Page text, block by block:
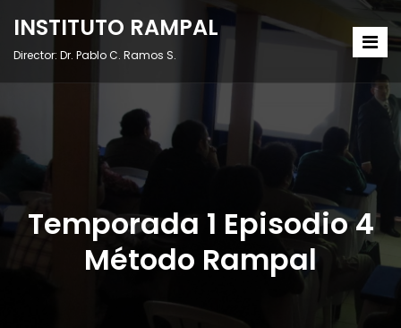
INSTITUTO RAMPAL
Director: Dr. Pablo C. Ramos S.
Temporada 1 Episodio 4
Método Rampal